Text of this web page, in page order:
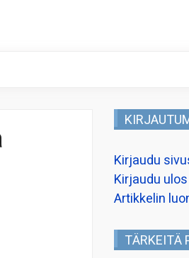
Kirjaudu
Kirjaudu
Artikkelin
TÄRKEITÄ